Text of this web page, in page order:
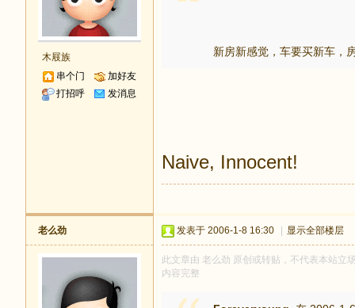
木屐族
串个门
加好友
打招呼
发消息
新房新感觉，车要买新车，
Naive, Innocent!
老么劲 发表于 2006-1-8 16:30 显示全部楼层
此文章由 老么劲 原创或转贴，不代表本站立
内容完整